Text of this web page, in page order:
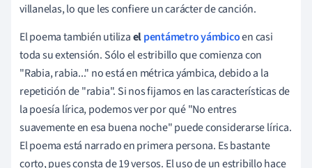
villanelas, lo que les confiere un carácter de canción.
El poema también utilizaelpentámetro yámbicoen casi
toda su extensión. Sólo el estribillo que comienza con
"Rabia, rabia..." no está en métrica yámbica, debido a la
repetición de "rabia". Si nos fijamos en las características de
la poesía lírica, podemos ver por qué "No entres
suavemente en esa buena noche" puede considerarse lírica.
El poema está narrado en primera persona. Es bastante
corto, pues consta de 19 versos. El uso de un estribillo hace